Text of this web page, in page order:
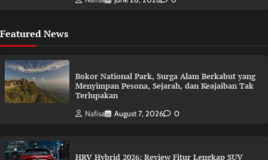
Featured News
Bokor National Park, Surga Alam Berkabut yang
Menyimpan Pesona, Sejarah, dan Keajaiban Tak
Terlupakan
Nafisa August 7, 2026 0
HRV Hybrid 2026: Review Fitur Lengkap SUV